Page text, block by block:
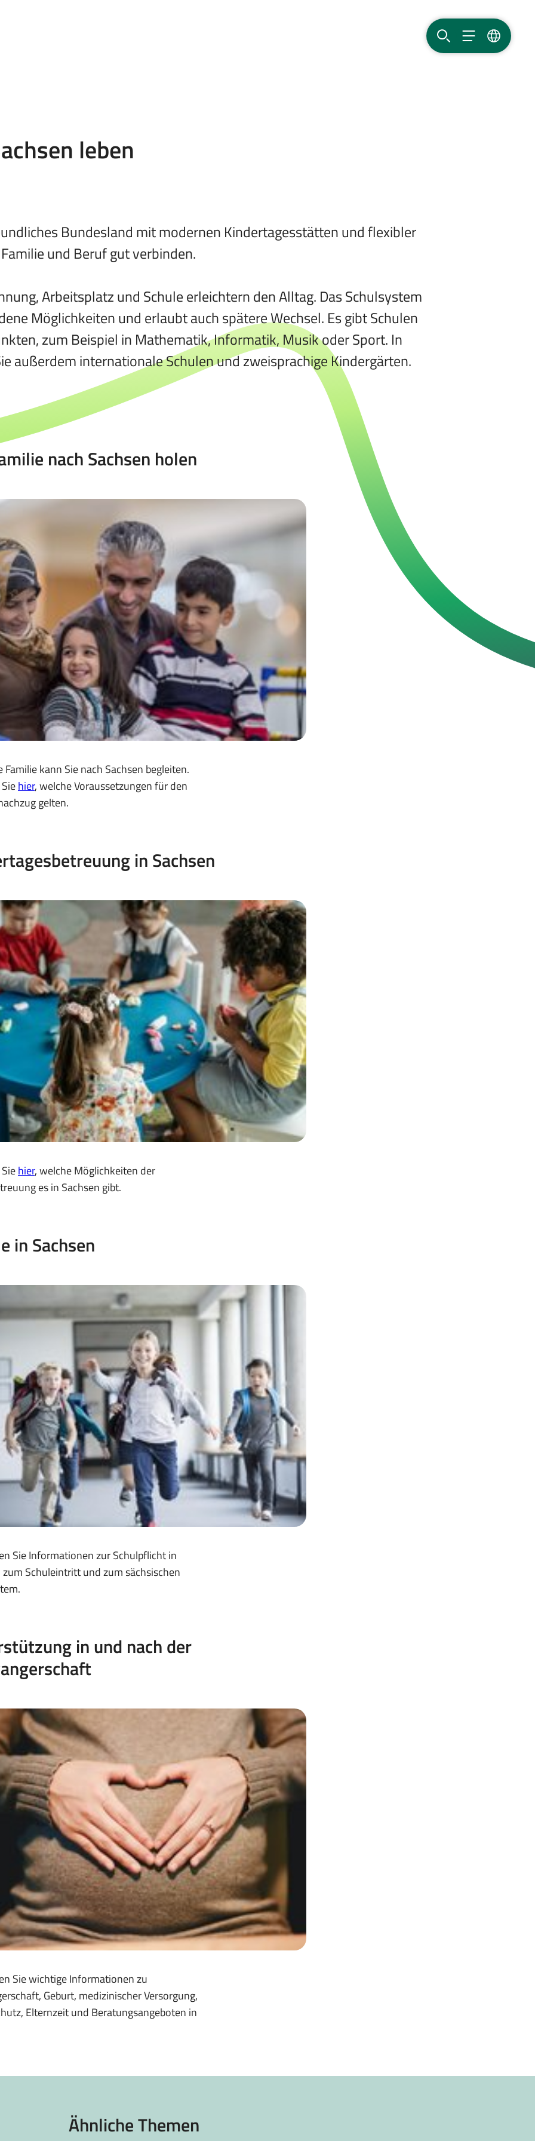
SUCHEMENÜSPRACHE
leben
Bundesland mit modernen Kindertagesstätten und flexibler
und Beruf gut verbinden.
Arbeitsplatz und Schule erleichtern den Alltag. Das Schulsystem
Möglichkeiten und erlaubt auch spätere Wechsel. Es gibt Schulen
zum Beispiel in Mathematik, Informatik, Musik oder Sport. In
außerdem internationale Schulen und zweisprachige Kindergärten.
nach Sachsen holen
Familie kann Sie nach Sachsen begleiten.
hier, welche Voraussetzungen für den
gelten.
in Sachsen
hier, welche Möglichkeiten der
es in Sachsen gibt.
in Sachsen
Sie Informationen zur Schulpflicht in
zum Schuleintritt und zum sächsischen
in und nach der
Sie wichtige Informationen zu
Geburt, medizinischer Versorgung,
Elternzeit und Beratungsangeboten in
Ähnliche Themen